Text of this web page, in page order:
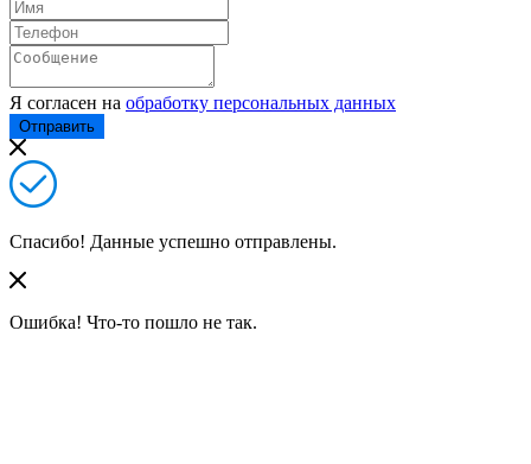
Я согласен на обработку персональных данных
Спасибо! Данные успешно отправлены.
Ошибка! Что-то пошло не так.